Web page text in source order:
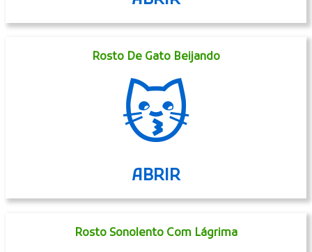
Rosto De Gato Beijando
😽
ABRIR
Rosto Sonolento Com Lágrima